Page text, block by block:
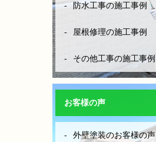
防水工事の施工事例
屋根修理の施工事例
その他工事の施工事例
お客様の声
外壁塗装のお客様の声